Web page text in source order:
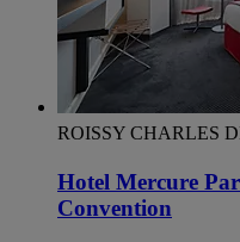
ROISSY CHARLES
Hotel Mercure
Convention